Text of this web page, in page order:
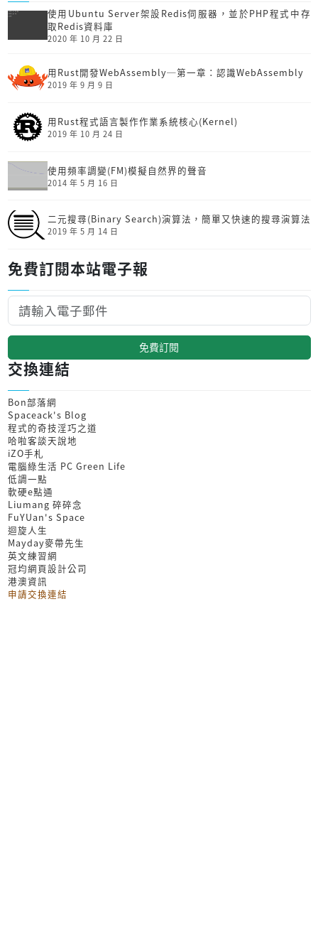
使用Ubuntu Server架設Redis伺服器，並於PHP程式中存
取Redis資料庫
2020 年 10 月 22 日
用Rust開發Web­Assembly─第一章：認識Web­Assembly
2019 年 9 月 9 日
用Rust程式語言製作作業系統核心(Kernel)
2019 年 10 月 24 日
使用頻率調變(FM)模擬自然界的聲音
2014 年 5 月 16 日
二元搜尋(Binary Search)演算法，簡單又快速的搜尋演算法
2019 年 5 月 14 日
免費訂閱本站電子報
免費訂閱
交換連結
Bon部落網
Spaceack's Blog
程式的奇技淫巧之道
哈啦客談天說地
iZO手札
電腦綠生活 PC Green Life
低調一點
軟硬e點通
Liumang 碎碎念
FuYUan's Space
迴旋人生
Mayday麥帶先生
英文練習網
冠均網頁設計公司
港澳資訊
申請交換連結